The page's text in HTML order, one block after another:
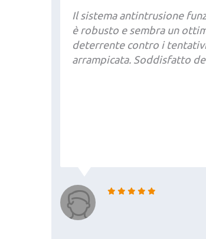
Il sistema antintrusione
è robusto e sembra un
deterrente contro i
arrampicata. Soddisfatto